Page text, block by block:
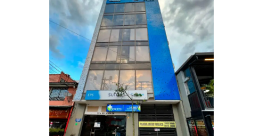
Psicología
Vacunación
Programas Especiales
Servicios a un clic – SURA
Norte Alterna